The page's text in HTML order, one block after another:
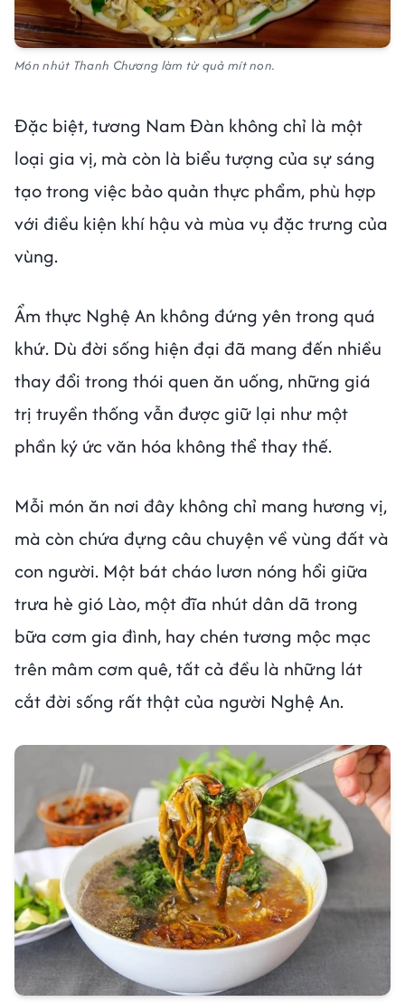
Món nhút Thanh Chương làm từ quả mít non.
Đặc biệt, tương Nam Đàn không chỉ là một
loại gia vị, mà còn là biểu tượng của sự sáng
tạo trong việc bảo quản thực phẩm, phù hợp
với điều kiện khí hậu và mùa vụ đặc trưng của
vùng.
Ẩm thực Nghệ An không đứng yên trong quá
khứ. Dù đời sống hiện đại đã mang đến nhiều
thay đổi trong thói quen ăn uống, những giá
trị truyền thống vẫn được giữ lại như một
phần ký ức văn hóa không thể thay thế.
Mỗi món ăn nơi đây không chỉ mang hương vị,
mà còn chứa đựng câu chuyện về vùng đất và
con người. Một bát cháo lươn nóng hổi giữa
trưa hè gió Lào, một đĩa nhút dân dã trong
bữa cơm gia đình, hay chén tương mộc mạc
trên mâm cơm quê, tất cả đều là những lát
cắt đời sống rất thật của người Nghệ An.